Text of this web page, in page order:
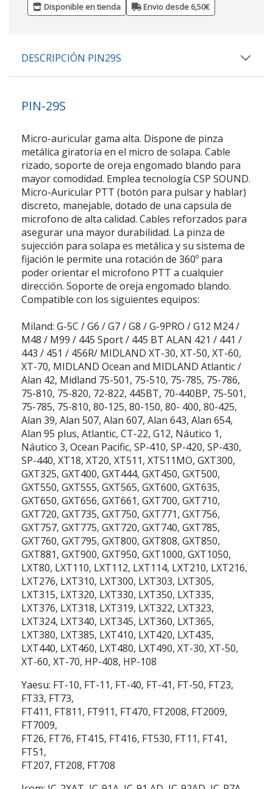
Disponible en tienda
Envio desde 6,50€
DESCRIPCIÓN PIN29S
PIN-29S
Micro-auricular gama alta. Dispone de pinza
metálica giratoria en el micro de solapa. Cable
rizado, soporte de oreja engomado blando para
mayor comodidad. Emplea tecnología CSP SOUND.
Micro-Auricular PTT (botón para pulsar y hablar)
discreto, manejable, dotado de una capsula de
microfono de alta calidad. Cables reforzados para
asegurar una mayor durabilidad. La pinza de
sujección para solapa es metálica y su sistema de
fijación le permite una rotación de 360º para
poder orientar el microfono PTT a cualquier
dirección. Soporte de oreja engomado blando.
Compatible con los siguientes equipos:
Miland: G-5C / G6 / G7 / G8 / G-9PRO / G12 M24 /
M48 / M99 / 445 Sport / 445 BT ALAN 421 / 441 /
443 / 451 / 456R/ MIDLAND XT-30, XT-50, XT-60,
XT-70, MIDLAND Ocean and MIDLAND Atlantic /
Alan 42, Midland 75-501, 75-510, 75-785, 75-786,
75-810, 75-820, 72-822, 445BT, 70-440BP, 75-501,
75-785, 75-810, 80-125, 80-150, 80- 400, 80-425,
Alan 39, Alan 507, Alan 607, Alan 643, Alan 654,
Alan 95 plus, Atlantic, CT-22, G12, Náutico 1,
Náutico 3, Ocean Pacific, SP-410, SP-420, SP-430,
SP-440, XT18, XT20, XT511, XT511MO, GXT300,
GXT325, GXT400, GXT444, GXT450, GXT500,
GXT550, GXT555, GXT565, GXT600, GXT635,
GXT650, GXT656, GXT661, GXT700, GXT710,
GXT720, GXT735, GXT750, GXT771, GXT756,
GXT757, GXT775, GXT720, GXT740, GXT785,
GXT760, GXT795, GXT800, GXT808, GXT850,
GXT881, GXT900, GXT950, GXT1000, GXT1050,
LXT80, LXT110, LXT112, LXT114, LXT210, LXT216,
LXT276, LXT310, LXT300, LXT303, LXT305,
LXT315, LXT320, LXT330, LXT350, LXT335,
LXT376, LXT318, LXT319, LXT322, LXT323,
LXT324, LXT340, LXT345, LXT360, LXT365,
LXT380, LXT385, LXT410, LXT420, LXT435,
LXT440, LXT460, LXT480, LXT490, XT-30, XT-50,
XT-60, XT-70, HP-408, HP-108
Yaesu: FT-10, FT-11, FT-40, FT-41, FT-50, FT23,
FT33, FT73,
FT411, FT811, FT911, FT470, FT2008, FT2009,
FT7009,
FT26, FT76, FT415, FT416, FT530, FT11, FT41,
FT51,
FT207, FT208, FT708